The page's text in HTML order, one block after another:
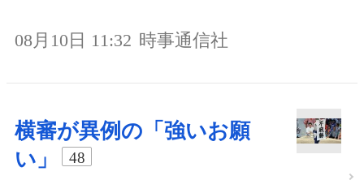
08月10日 11:32 時事通信社
横審が異例の「強いお願
い」
48